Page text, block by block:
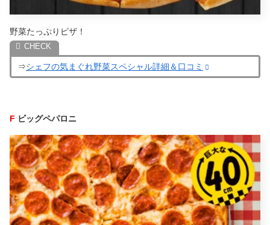
野菜たっぷりピザ！
⇒シェフの気まぐれ野菜スペシャル詳細＆口コミ
F ビッグペパロニ